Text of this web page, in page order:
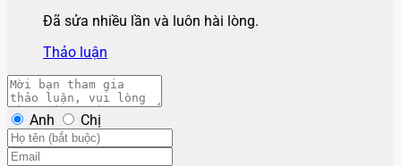
Đã sửa nhiều lần và luôn hài lòng.
Thảo luận
Anh Chị